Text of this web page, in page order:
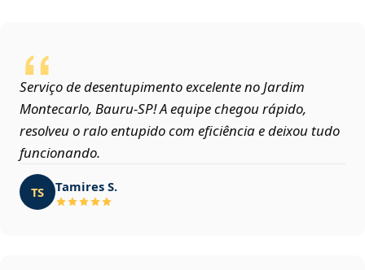
Serviço de desentupimento excelente no Jardim
Montecarlo, Bauru‑SP! A equipe chegou rápido,
resolveu o ralo entupido com eficiência e deixou tudo
funcionando.
TS Tamires S.